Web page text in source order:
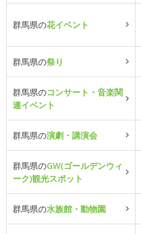
群馬県の花イベント
群馬県の祭り
群馬県のコンサート・音楽関
連イベント
群馬県の演劇・講演会
群馬県のGW(ゴールデンウィ
ーク)観光スポット
群馬県の水族館・動物園